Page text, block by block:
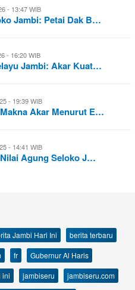
- 13:47 WIB
Jambi: Petai Dak B…
- 16:20 WIB
Jambi: Akar Kuat…
- 19:39 WIB
Akar Menurut E…
- 14:41 WIB
Agung Seloko J…
Jambi Hari Ini
berita terbaru
fr
Gubernur Al Haris
ini jambiseru
jambiseru.com